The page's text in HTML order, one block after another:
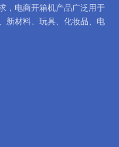
， 电商开箱机产品广泛用于
新材料、玩具、化妆品、电